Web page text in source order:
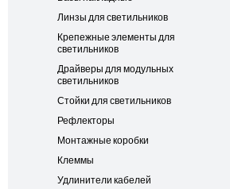
Линзы для светильников
Крепежные элементы для
светильников
Драйверы для модульных
светильников
Стойки для светильников
Рефлекторы
Монтажные коробки
Клеммы
Удлинители кабелей